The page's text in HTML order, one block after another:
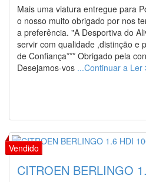
Mais uma viatura entregue para
o nosso muito obrigado por nos
a preferência. "A Desportiva do
servir com qualidade ,distinção e
de Confiança*** Obrigado pela
Desejamos-vos ...Continuar a Ler
CITROEN BERLINGO